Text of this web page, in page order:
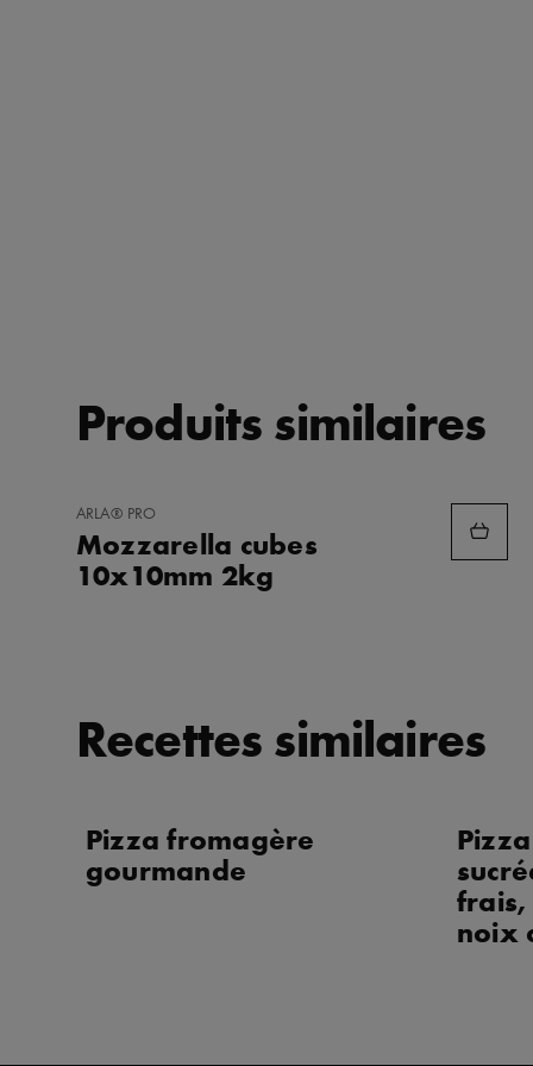
Produits similaires
AJOUTER
FAVORIS
ARLA® PRO
Mozzarella cubes
10x10mm 2kg
Recettes similaires
Pizza fromagère
gourmande
frais,
noix